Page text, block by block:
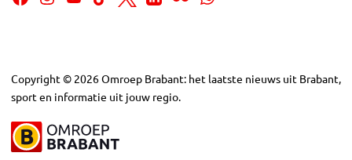
Copyright © 2026Omroep Brabant: het laatste nieuws uit Brabant,
sport en informatie uit jouw regio.